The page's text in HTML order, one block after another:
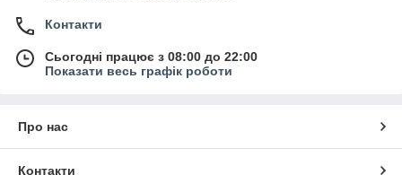
Контакти
Сьогодні працює з 08:00 до 22:00
Показати весь графік роботи
Про нас
Контакти